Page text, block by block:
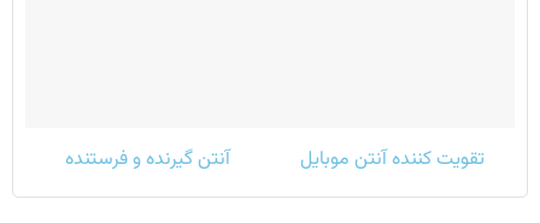
تقویت کننده آنتن موبایل آنتن گیرنده و فرستنده